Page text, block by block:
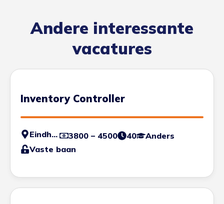
Andere interessante
vacatures
Inventory Controller
Eindhoven 3800 – 4500 40
Anders
Vaste baan